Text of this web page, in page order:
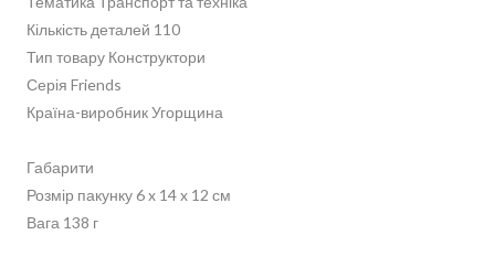
Кількість деталей 110
Тип товару Конструктори
Серія Friends
Країна-виробник Угорщина
Габарити
Розмір пакунку 6 x 14 x 12 см
Вага 138 г